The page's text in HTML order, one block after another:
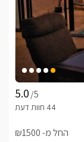
/5
החל מ- ₪1500